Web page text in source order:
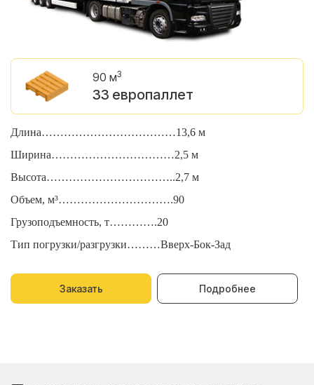
90 м3
33 европаллет
Длина………………………………13,6 м
Ширина……………………………2,5 м
Высота……………………………..2,7 м
Объем, м³………………………….90
Грузоподъемность, т………….20
Тип погрузки/разгрузки………Вверх-Бок-Зад
Заказать Подробнее